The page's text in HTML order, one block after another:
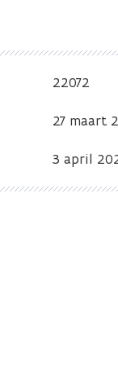
22072
27 maart
3 april